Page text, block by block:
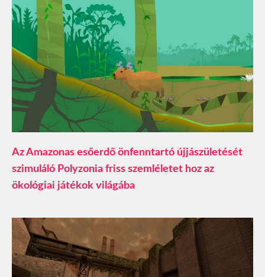
Az Amazonas esőerdő önfenntartó újjászületését
szimuláló Polyzonia friss szemléletet hoz az
ökológiai játékok világába